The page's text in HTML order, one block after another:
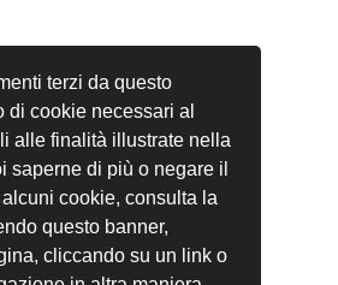
terzi da questo
cookie necessari al
alle finalità illustrate nella
saperne di più o negare il
cookie, consulta la
questo banner,
cliccando su un link o